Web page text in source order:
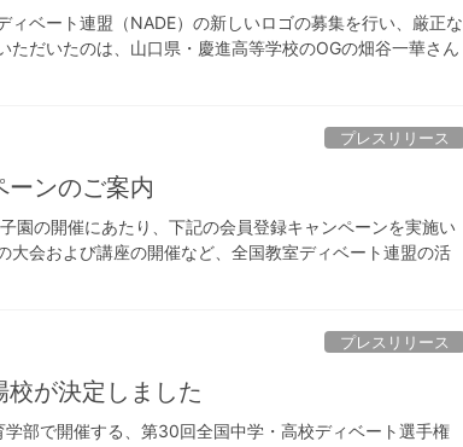
ベート連盟（NADE）の新しいロゴの募集を行い、厳正な
だいたのは、山口県・慶進高等学校のOGの畑谷一華さん
プレスリリース
ンのご案内
の開催にあたり、下記の会員登録キャンペーンを実施い
会および講座の開催など、全国教室ディベート連盟の活
プレスリリース
が決定しました
部で開催する、第30回全国中学・高校ディベート選手権